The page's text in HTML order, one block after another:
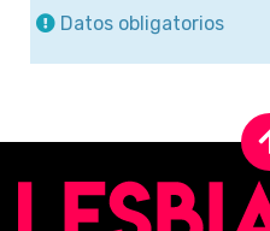
Datos obligatorios